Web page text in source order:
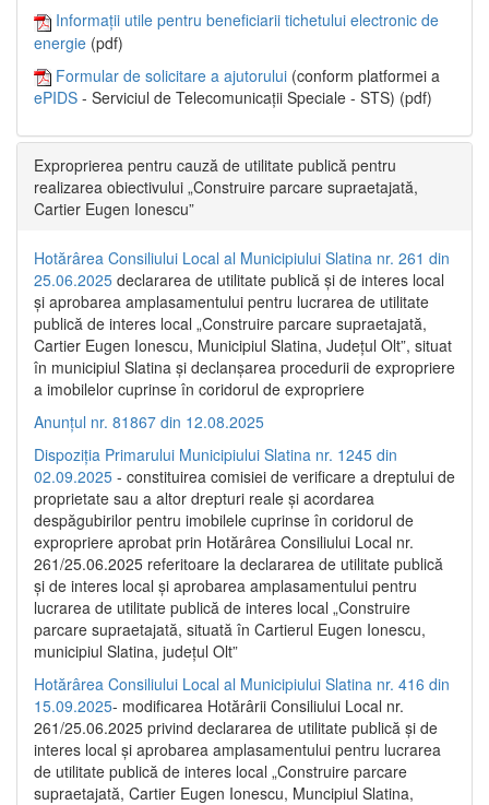
Informații utile pentru beneficiarii tichetului electronic de
energie (pdf)
Formular de solicitare a ajutorului (conform platformei a
ePIDS - Serviciul de Telecomunicații Speciale - STS) (pdf)
Exproprierea pentru cauză de utilitate publică pentru
realizarea obiectivului „Construire parcare supraetajată,
Cartier Eugen Ionescu”
Hotărârea Consiliului Local al Municipiului Slatina nr. 261 din
25.06.2025 declararea de utilitate publică și de interes local
și aprobarea amplasamentului pentru lucrarea de utilitate
publică de interes local „Construire parcare supraetajată,
Cartier Eugen Ionescu, Municipiul Slatina, Județul Olt”, situat
în municipiul Slatina și declanșarea procedurii de expropriere
a imobilelor cuprinse în coridorul de expropriere
Anunțul nr. 81867 din 12.08.2025
Dispoziția Primarului Municipiului Slatina nr. 1245 din
02.09.2025 - constituirea comisiei de verificare a dreptului de
proprietate sau a altor drepturi reale și acordarea
despăgubirilor pentru imobilele cuprinse în coridorul de
expropriere aprobat prin Hotărârea Consiliului Local nr.
261/25.06.2025 referitoare la declararea de utilitate publică
și de interes local și aprobarea amplasamentului pentru
lucrarea de utilitate publică de interes local „Construire
parcare supraetajată, situată în Cartierul Eugen Ionescu,
municipiul Slatina, județul Olt”
Hotărârea Consiliului Local al Municipiului Slatina nr. 416 din
15.09.2025- modificarea Hotărârii Consiliului Local nr.
261/25.06.2025 privind declararea de utilitate publică și de
interes local și aprobarea amplasamentului pentru lucrarea
de utilitate publică de interes local „Construire parcare
supraetajată, Cartier Eugen Ionescu, Muncipiul Slatina,